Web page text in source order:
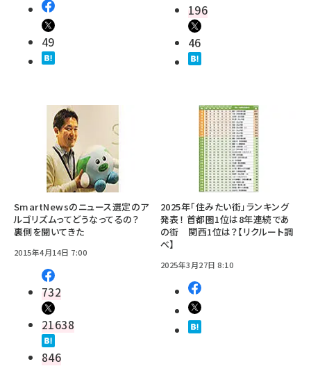
49
196
46
SmartNewsのニュース選定のア
ルゴリズムってどうなってるの？
裏側を聞いてきた
2015年4月14日 7:00
732
21638
846
2025年「住みたい街」ランキング
発表！ 首都圏1位は8年連続であ
の街 関西1位は？【リクルート調
べ】
2025年3月27日 8:10